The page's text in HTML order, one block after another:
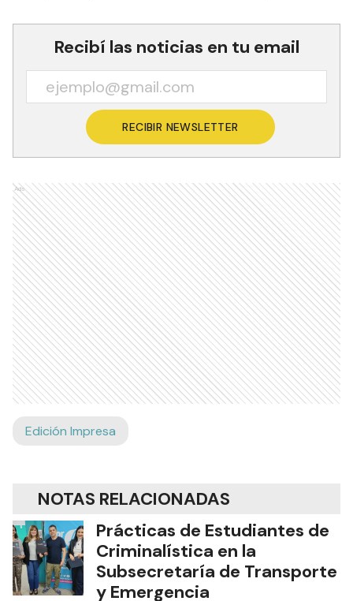
Recibí las noticias en tu email
RECIBIR NEWSLETTER
Ads
Edición Impresa
NOTAS RELACIONADAS
Prácticas de Estudiantes de
Criminalística en la
Subsecretaría de Transporte
y Emergencia